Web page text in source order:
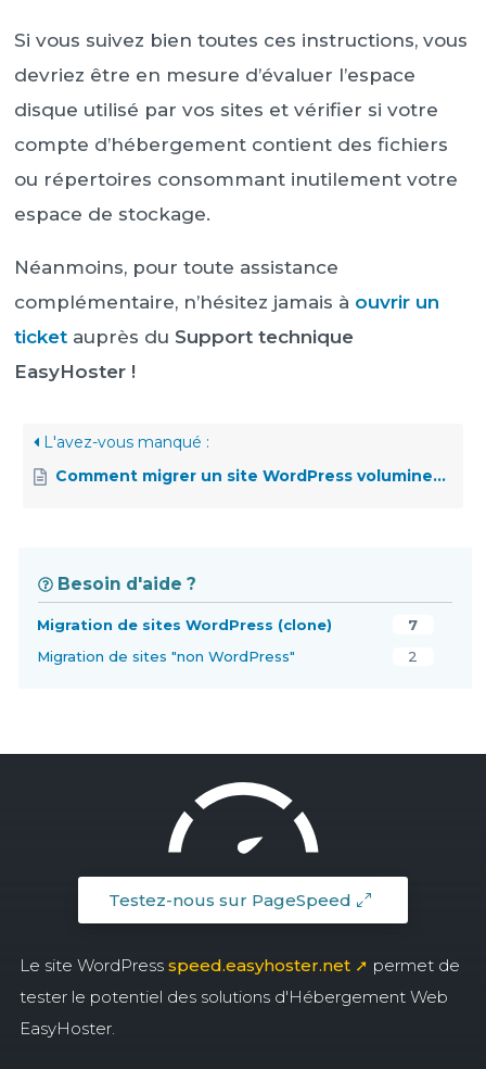
Si vous suivez bien toutes ces instructions, vous
devriez être en mesure d’évaluer l’espace
disque utilisé par vos sites et vérifier si votre
compte d’hébergement contient des fichiers
ou répertoires consommant inutilement votre
espace de stockage.
Néanmoins, pour toute assistance
complémentaire, n’hésitez jamais à ouvrir un
ticket auprès du Support technique
EasyHoster !
L'avez-vous manqué :
Comment migrer un site WordPress volumineux depuis un hébergement mutualisé OVH, sans Shell SSH ?
Besoin d'aide ?
Migration de sites WordPress (clone)
7
Migration de sites "non WordPress"
2
Testez-nous sur PageSpeed
Le site WordPress speed.easyhoster.net ➚ permet de
tester le potentiel des solutions d'Hébergement Web
EasyHoster.